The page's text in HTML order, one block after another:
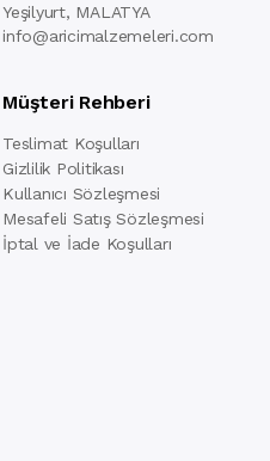
Yeşilyurt, MALATYA
info@aricimalzemeleri.com
Müşteri Rehberi
Teslimat Koşulları
Gizlilik Politikası
Kullanıcı Sözleşmesi
Mesafeli Satış Sözleşmesi
İptal ve İade Koşulları